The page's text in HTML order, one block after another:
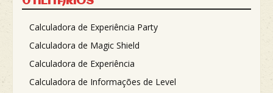
Calculadora de Experiência Party
Calculadora de Magic Shield
Calculadora de Experiência
Calculadora de Informações de Level